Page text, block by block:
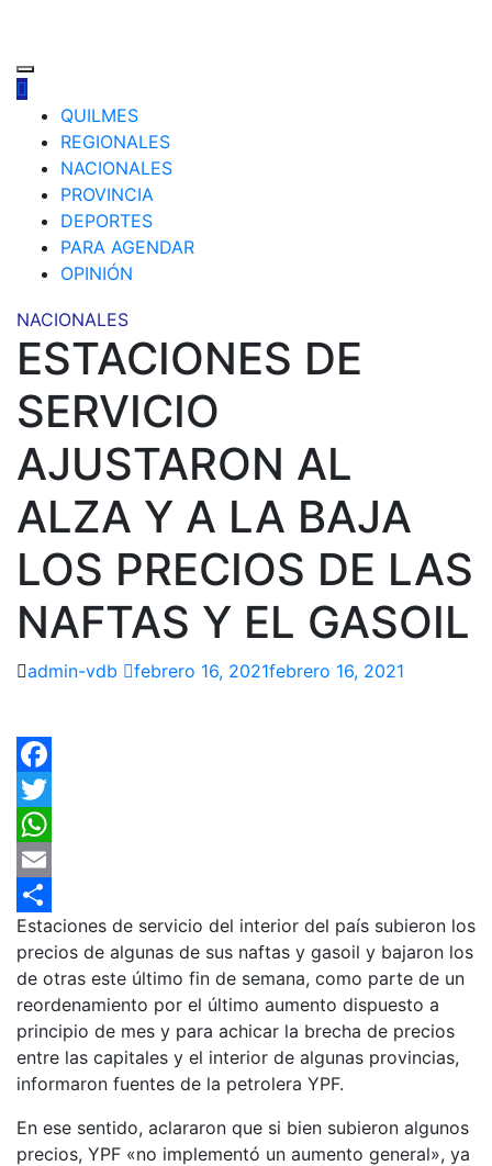
QUILMES
REGIONALES
NACIONALES
PROVINCIA
DEPORTES
PARA AGENDAR
OPINIÓN
NACIONALES
ESTACIONES DE
SERVICIO
AJUSTARON AL
ALZA Y A LA BAJA
LOS PRECIOS DE LAS
NAFTAS Y EL GASOIL
admin-vdb febrero 16, 2021febrero 16, 2021
Facebook
Twitter
WhatsApp
Email
Compartir
Estaciones de servicio del interior del país subieron los
precios de algunas de sus naftas y gasoil y bajaron los
de otras este último fin de semana, como parte de un
reordenamiento por el último aumento dispuesto a
principio de mes y para achicar la brecha de precios
entre las capitales y el interior de algunas provincias,
informaron fuentes de la petrolera YPF.
En ese sentido, aclararon que si bien subieron algunos
precios, YPF «no implementó un aumento general», ya